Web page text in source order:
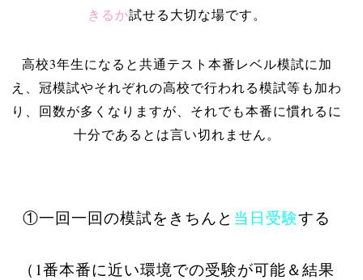
きるか試せる大切な場です。
高校3年生になると共通テスト本番レベル模試に加
え、冠模試やそれぞれの高校で行われる模試等も加わ
り、回数が多くなりますが、それでも本番に慣れるに
十分であるとは言い切れません。
①一回一回の模試をきちんと 当日受験する
（1番本番に近い環境での受験が可能＆結果